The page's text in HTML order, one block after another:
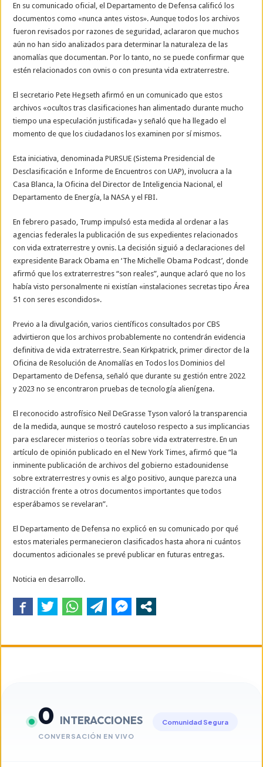
En su comunicado oficial, el Departamento de Defensa calificó los
documentos como «nunca antes vistos». Aunque todos los archivos
fueron revisados por razones de seguridad, aclararon que muchos
aún no han sido analizados para determinar la naturaleza de las
anomalías que documentan. Por lo tanto, no se puede confirmar que
estén relacionados con ovnis o con presunta vida extraterrestre.
El secretario Pete Hegseth afirmó en un comunicado que estos
archivos «ocultos tras clasificaciones han alimentado durante mucho
tiempo una especulación justificada» y señaló que ha llegado el
momento de que los ciudadanos los examinen por sí mismos.
Esta iniciativa, denominada PURSUE (Sistema Presidencial de
Desclasificación e Informe de Encuentros con UAP), involucra a la
Casa Blanca, la Oficina del Director de Inteligencia Nacional, el
Departamento de Energía, la NASA y el FBI.
En febrero pasado, Trump impulsó esta medida al ordenar a las
agencias federales la publicación de sus expedientes relacionados
con vida extraterrestre y ovnis. La decisión siguió a declaraciones del
expresidente Barack Obama en ‘The Michelle Obama Podcast’, donde
afirmó que los extraterrestres “son reales”, aunque aclaró que no los
había visto personalmente ni existían «instalaciones secretas tipo Área
51 con seres escondidos».
Previo a la divulgación, varios científicos consultados por CBS
advirtieron que los archivos probablemente no contendrán evidencia
definitiva de vida extraterrestre. Sean Kirkpatrick, primer director de la
Oficina de Resolución de Anomalías en Todos los Dominios del
Departamento de Defensa, señaló que durante su gestión entre 2022
y 2023 no se encontraron pruebas de tecnología alienígena.
El reconocido astrofísico Neil DeGrasse Tyson valoró la transparencia
de la medida, aunque se mostró cauteloso respecto a sus implicancias
para esclarecer misterios o teorías sobre vida extraterrestre. En un
artículo de opinión publicado en el New York Times, afirmó que “la
inminente publicación de archivos del gobierno estadounidense
sobre extraterrestres y ovnis es algo positivo, aunque parezca una
distracción frente a otros documentos importantes que todos
esperábamos se revelaran”.
El Departamento de Defensa no explicó en su comunicado por qué
estos materiales permanecieron clasificados hasta ahora ni cuántos
documentos adicionales se prevé publicar en futuras entregas.
Noticia en desarrollo.
0 INTERACCIONES
CONVERSACIÓN EN VIVO
Comunidad Segura